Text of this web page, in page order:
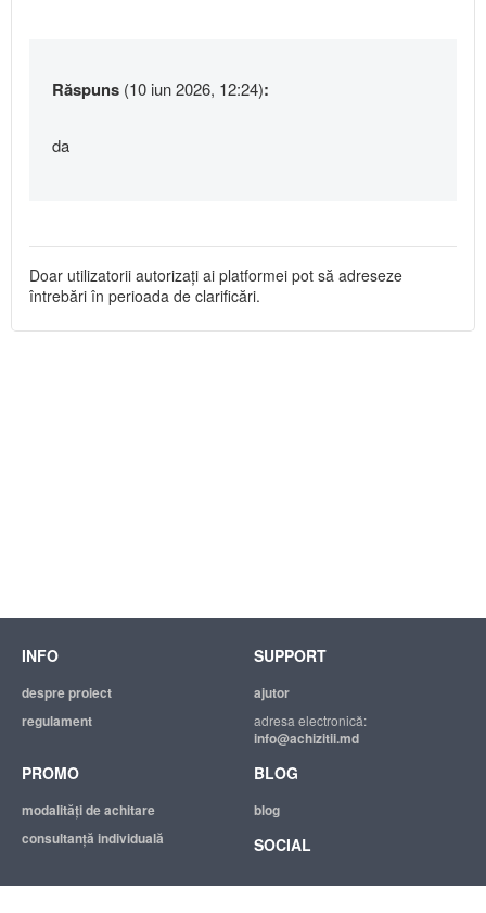
Răspuns (10 iun 2026, 12:24):
da
Doar utilizatorii autorizați ai platformei pot să adreseze
întrebări în perioada de clarificări.
INFO
despre proiect
regulament
SUPPORT
ajutor
adresa electronică:
info@achizitii.md
PROMO
modalităţi de achitare
consultanță individuală
BLOG
blog
SOCIAL